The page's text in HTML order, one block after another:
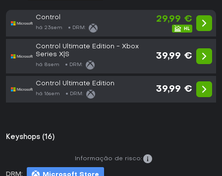
Control
há 23sem DRM:
29,99 €
Control Ultimate Edition - Xbox
Series X|S
há 8sem DRM:
39,99 €
Control Ultimate Edition
há 16sem DRM:
39,99 €
Keyshops (16)
DRM:
Informação de risco: